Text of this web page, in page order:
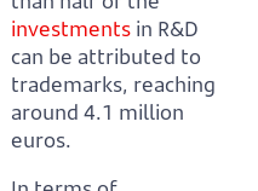
investments in R&D
can be attributed to
trademarks, reaching
around 4.1 million
euros.